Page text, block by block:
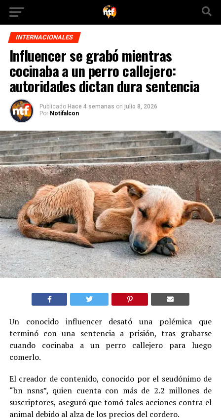
INTERNACIONALES
Influencer se grabó mientras
cocinaba a un perro callejero:
autoridades dictan dura sentencia
Publicado Hace 4 semanas on julio 8, 2026
Por Notifalcon
Un conocido influencer desató una polémica que
terminó con una sentencia a prisión, tras grabarse
cuando cocinaba a un perro callejero para luego
comerlo.
El creador de contenido, conocido por el seudónimo de
“bn nsns”, quien cuenta con más de 2.2 millones de
suscriptores, aseguró que tomó tales acciones contra el
animal debido al alza de los precios del cordero.